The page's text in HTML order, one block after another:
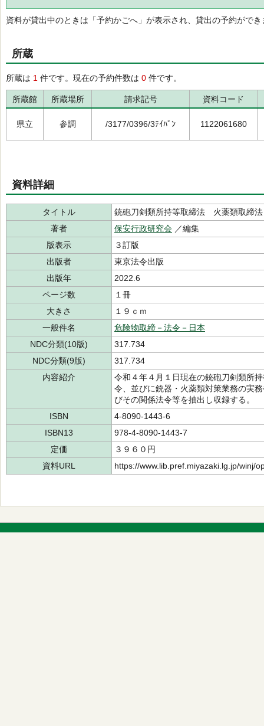
資料が貸出中のときは「予約かごへ」が表示され、貸出の予約ができ
所蔵
所蔵は 1 件です。現在の予約件数は 0 件です。
所蔵館 所蔵場所 請求記号 資料コード
県立 参調 /3177/0396/3ﾃｲﾊﾞﾝ 1122061680
資料詳細
タイトル
銃砲刀剣類所持等取締法 火薬類取締法
著者
保安行政研究会 ／編集
版表示
３訂版
出版者
東京法令出版
出版年
2022.6
ページ数
１冊
大きさ
１９ｃｍ
一般件名
危険物取締－法令－日本
NDC分類(10版)
317.734
NDC分類(9版)
317.734
内容紹介
令和４年４月１日現在の銃砲刀剣類所
令、並びに銃器・火薬類対策業務の実
びその関係法令等を抽出し収録する。
ISBN
4-8090-1443-6
ISBN13
978-4-8090-1443-7
定価
３９６０円
資料URL
https://www.lib.pref.miyazaki.lg.jp/winj/